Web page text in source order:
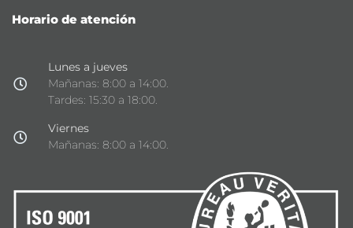
Horario de atención
Lunes a jueves
Mañanas: 8:00 a 14:00.
Tardes: 15:30 a 18:00.
Viernes
Mañanas: 8:00 a 14:00.